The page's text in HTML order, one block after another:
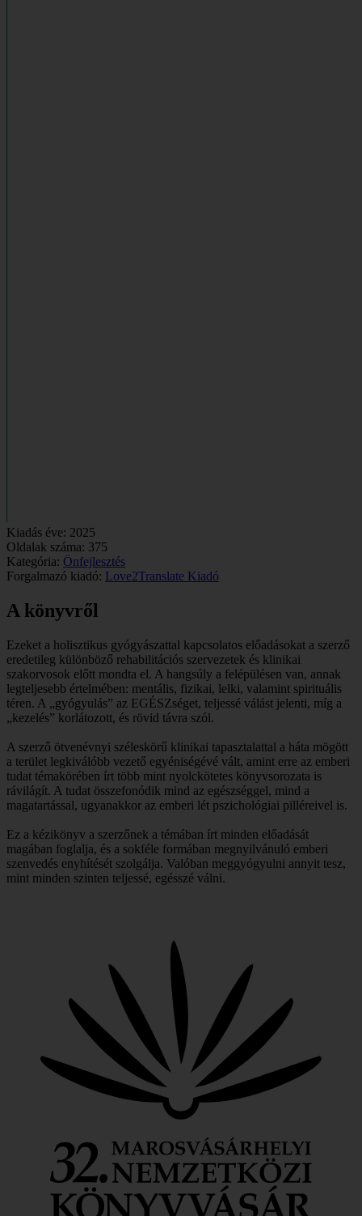
Kiadás éve: 2025
Oldalak száma: 375
Kategória: Önfejlesztés
Forgalmazó kiadó: Love2Translate Kiadó
A könyvről
Ezeket a holisztikus gyógyászattal kapcsolatos előadásokat a szerző
eredetileg különböző rehabilitációs szervezetek és klinikai
szakorvosok előtt mondta el. A hangsúly a felépülésen van, annak
legteljesebb értelmében: mentális, fizikai, lelki, valamint spirituális
téren. A „gyógyulás” az EGÉSZséget, teljessé válást jelenti, míg a
„kezelés” korlátozott, és rövid távra szól.
A szerző ötvenévnyi széleskörű klinikai tapasztalattal a háta mögött
a terület legkiválóbb vezető egyéniségévé vált, amint erre az emberi
tudat témakörében írt több mint nyolckötetes könyvsorozata is
rávilágít. A tudat összefonódik mind az egészséggel, mind a
magatartással, ugyanakkor az emberi lét pszichológiai pilléreivel is.
Ez a kézikönyv a szerzőnek a témában írt minden előadását
magában foglalja, és a sokféle formában megnyilvánuló emberi
szenvedés enyhítését szolgálja. Valóban meggyógyulni annyit tesz,
mint minden szinten teljessé, egésszé válni.